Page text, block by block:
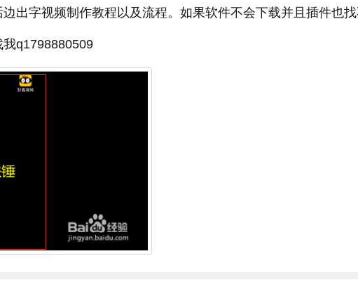
出字视频制作教程以及流程。如果软件不会下载并且插件也
q1798880509